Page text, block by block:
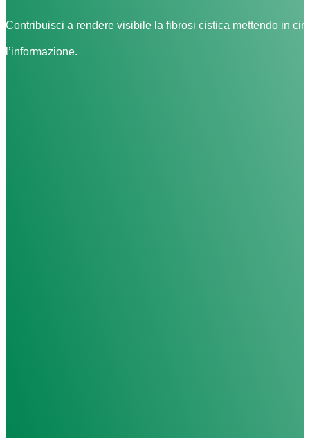
Contribuisci a rendere visibile la fibrosi cistica mettendo in
l’informazione.